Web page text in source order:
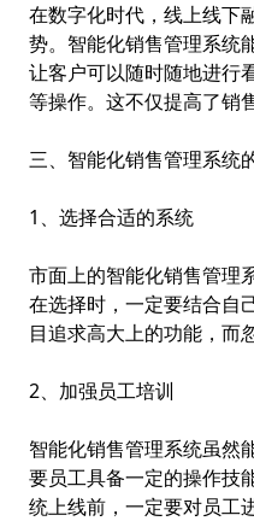
在数字化时代，线上线下
势。智能化销售管理系统
让客户可以随时随地进行
等操作。这不仅提高了销
三、智能化销售管理系统
1、选择合适的系统
市面上的智能化销售管理
在选择时，一定要结合自
目追求高大上的功能，而
2、加强员工培训
智能化销售管理系统虽然
要员工具备一定的操作技
统上线前，一定要对员工